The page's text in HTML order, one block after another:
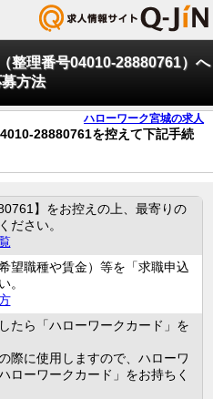
整理番号04010-28880761）へ
方法
ハローワーク宮城の求人
28880761を控えて下記手続
】をお控えの上、最寄りの
ださい。
望職種や賃金）等を「求職申込
。
たら「ハローワークカード」を
際に使用しますので、ハローワ
ローワークカード」をお持ちく